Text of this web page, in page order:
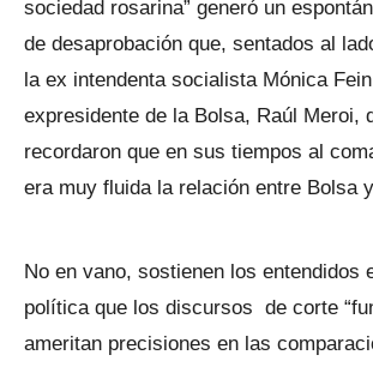
sociedad rosarina” generó un
de desaprobación que, sentados al
la ex intendenta socialista Mónica
expresidente de la Bolsa, Raúl Meroi,
recordaron que en sus tiempos al
era muy fluida la relación entre Bolsa
No en vano, sostienen los entendidos
política que los discursos de corte
ameritan precisiones en las